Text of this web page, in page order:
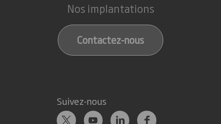
Nos implantations
Contactez-nous
Suivez-nous